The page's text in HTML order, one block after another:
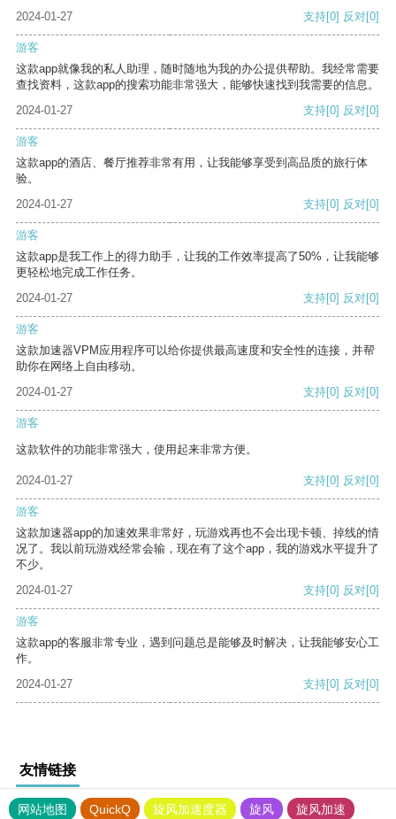
2024-01-27 支持[0] 反对[0]
游客
这款app就像我的私人助理，随时随地为我的办公提供帮助。我经常需要
查找资料，这款app的搜索功能非常强大，能够快速找到我需要的信息。
2024-01-27
支持[0] 反对[0]
游客
这款app的酒店、餐厅推荐非常有用，让我能够享受到高品质的旅行体
验。
2024-01-27
支持[0] 反对[0]
游客
这款app是我工作上的得力助手，让我的工作效率提高了50%，让我能够
更轻松地完成工作任务。
2024-01-27
支持[0] 反对[0]
游客
这款加速器VPM应用程序可以给你提供最高速度和安全性的连接，并帮
助你在网络上自由移动。
2024-01-27
支持[0] 反对[0]
游客
这款软件的功能非常强大，使用起来非常方便。
2024-01-27 支持[0] 反对[0]
游客
这款加速器app的加速效果非常好，玩游戏再也不会出现卡顿、掉线的情
况了。我以前玩游戏经常会输，现在有了这个app，我的游戏水平提升了
不少。
2024-01-27
支持[0] 反对[0]
游客
这款app的客服非常专业，遇到问题总是能够及时解决，让我能够安心工
作。
2024-01-27
支持[0] 反对[0]
友情链接
网站地图 QuickQ 旋风加速度器 旋风
旋风加速